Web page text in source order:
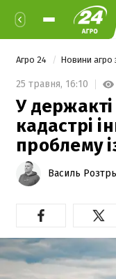
Агро 24 Новини агро
25 травня, 16:10
У
кадастрі
проблему
Василь